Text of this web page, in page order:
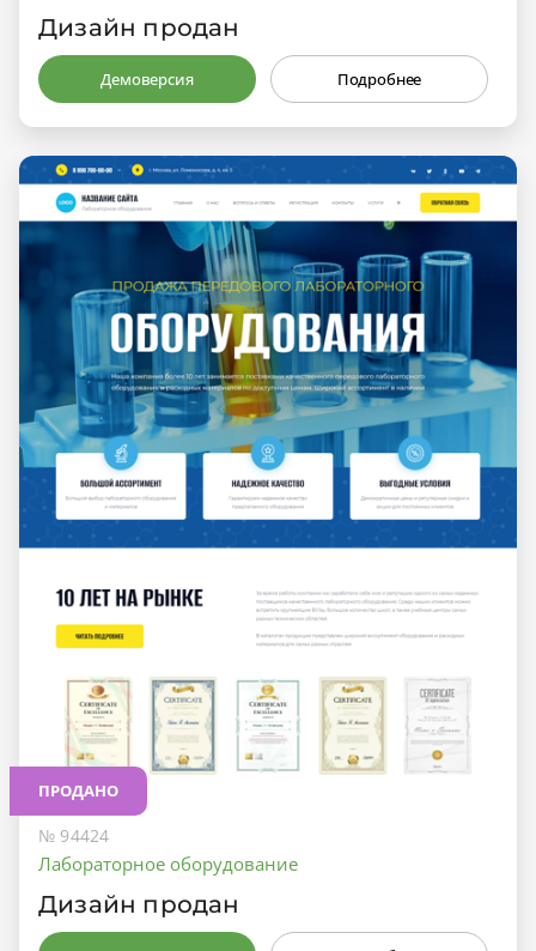
Дизайн продан
Демоверсия Подробнее
ПРОДАНО
№ 94424
Лабораторное оборудование
Дизайн продан